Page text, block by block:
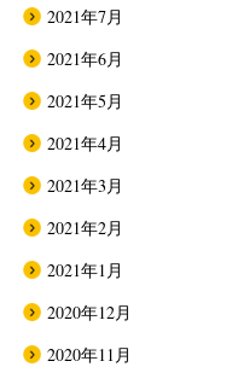
2021年7月
2021年6月
2021年5月
2021年4月
2021年3月
2021年2月
2021年1月
2020年12月
2020年11月